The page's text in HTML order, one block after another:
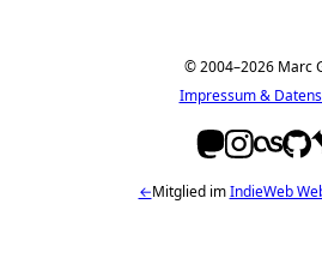
© 2004–2026 Marc
Impressum &
←Mitglied imIndieWeb